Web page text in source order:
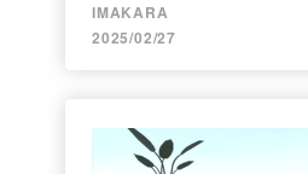
IMAKARA
2025/02/27